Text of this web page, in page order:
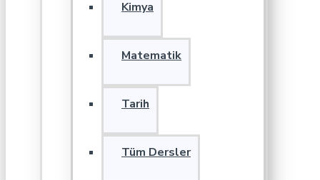
Kimya
Matematik
Tarih
Tüm Dersler